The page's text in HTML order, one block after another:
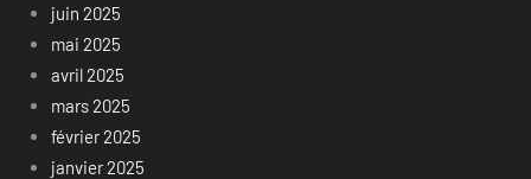
juin 2025
mai 2025
avril 2025
mars 2025
février 2025
janvier 2025